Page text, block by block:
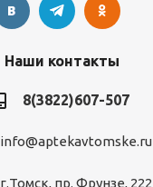
Наши контакты
8(3822)607-507
info@aptekavtomske.ru
г.Томск, пр. Фрунзе, 222